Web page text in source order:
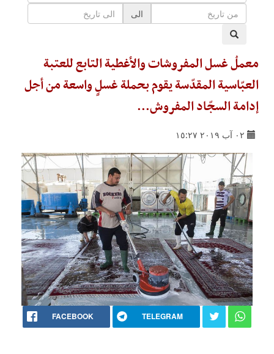
الى
معملُ غسل المفروشات والأغطية التابع للعتبة
العبّاسية المقدّسة يقوم بحملة غسلٍ واسعة من أجل
إدامة السجّاد المفروش...
٠٢ آب ٢٠١٩ ١٥:٢٧
FACEBOOK TELEGRAM